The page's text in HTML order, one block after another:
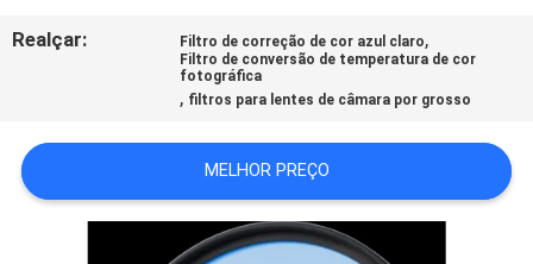
POLICY
Realçar: Filtro de correção de cor azul claro,
Filtro de conversão de temperatura de cor
fotográfica
, filtros para lentes de câmara por grosso
MELHOR PREÇO